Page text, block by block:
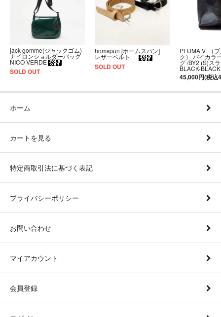
jack gomme(ジャックゴム)
ナイロンショルダーバッグ
NICO VERDE
SOLD OUT
homspun [ホームスパン]
レザーベルト
SOLD OUT
PLUMA V. （
ク） バイカラ
グ /BY2 (S)ス
BLACK-BLACK
45,000円(税込
ホーム
カートを見る
特定商取引法に基づく表記
プライバシーポリシー
お問い合わせ
マイアカウント
会員登録